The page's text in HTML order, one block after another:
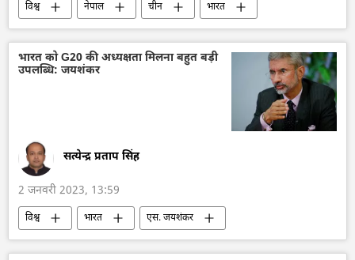
विश्व नेपाल चीन
भारत
राष्ट्रीय मुद्राओं में व्यापार
भारत को G20 की अध्यक्षता मिलना बहुत बड़ी
उपलब्धि: जयशंकर
सत्येन्द्र प्रताप सिंह
2 जनवरी 2023, 13:59
विश्व भारत
एस. जयशंकर
जी20